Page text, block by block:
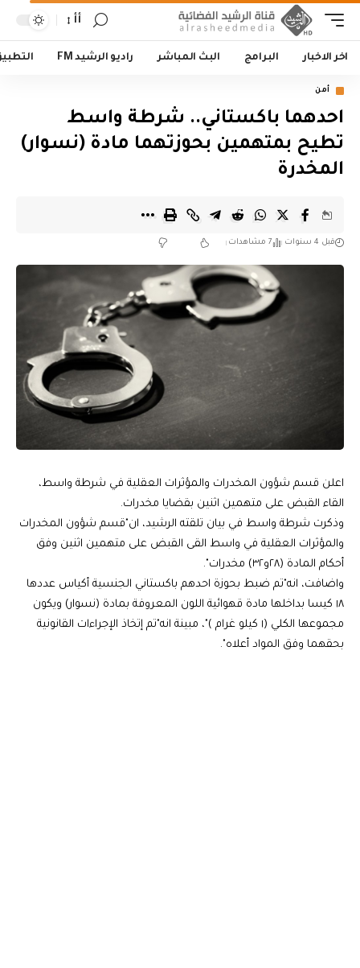
أأ
اخر الاخبار البرامج البث المباشر راديو الرشيد FM
أمن
احدهما باكستاني.. شرطة واسط
تطيح بمتهمين بحوزتهما مادة (نسوار)
المخدرة
قبل 4 سنوات 7 مشاهدات
اعلن قسم شؤون المخدرات والمؤثرات العقلية في شرطة واسط،
القاء القبض على متهمين اثنين بقضايا مخدرات.
وذكرت شرطة واسط في بيان تلقته الرشيد، ان"قسم شؤون المخدرات
والمؤثرات العقلية في واسط القى القبض على متهمين اثنين وفق
أحكام المادة (٢٨و٣٢) مخدرات".
واضافت، انه"تم ضبط بحوزة احدهم باكستاني الجنسية أكياس عددها
١٨ كيسا بداخلها مادة قهوائية اللون المعروفة بمادة (نسوار) ويكون
مجموعها الكلي (١ كيلو غرام )"، مبينة انه"تم إتخاذ الإجراءات القانونية
بحقهما وفق المواد أعلاه".